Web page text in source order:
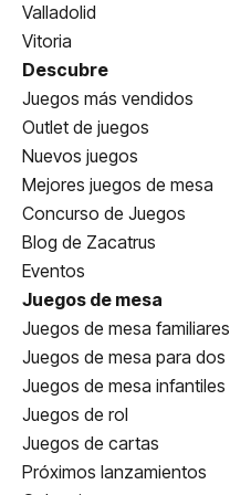
Valladolid
Vitoria
Descubre
Juegos más vendidos
Outlet de juegos
Nuevos juegos
Mejores juegos de mesa
Concurso de Juegos
Blog de Zacatrus
Eventos
Juegos de mesa
Juegos de mesa familiares
Juegos de mesa para dos
Juegos de mesa infantiles
Juegos de rol
Juegos de cartas
Próximos lanzamientos